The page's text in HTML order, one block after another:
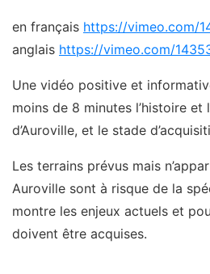
en français https://vimeo.com/
anglais https://vimeo.com/
Une vidéo positive et
moins de 8 minutes l’histoire et
d’Auroville, et le stade
Les terrains prévus mais
Auroville sont à risque de la
montre les enjeux actuels et
doivent être acquises.